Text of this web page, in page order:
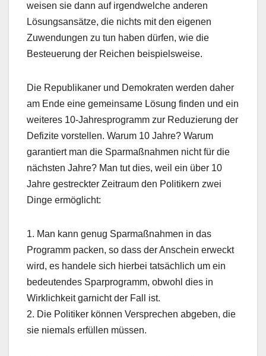
weisen sie dann auf irgendwelche anderen
Lösungsansätze, die nichts mit den eigenen
Zuwendungen zu tun haben dürfen, wie die
Besteuerung der Reichen beispielsweise.
Die Republikaner und Demokraten werden daher
am Ende eine gemeinsame Lösung finden und ein
weiteres 10-Jahresprogramm zur Reduzierung der
Defizite vorstellen. Warum 10 Jahre? Warum
garantiert man die Sparmaßnahmen nicht für die
nächsten Jahre? Man tut dies, weil ein über 10
Jahre gestreckter Zeitraum den Politikern zwei
Dinge ermöglicht:
1. Man kann genug Sparmaßnahmen in das
Programm packen, so dass der Anschein erweckt
wird, es handele sich hierbei tatsächlich um ein
bedeutendes Sparprogramm, obwohl dies in
Wirklichkeit garnicht der Fall ist.
2. Die Politiker können Versprechen abgeben, die
sie niemals erfüllen müssen.